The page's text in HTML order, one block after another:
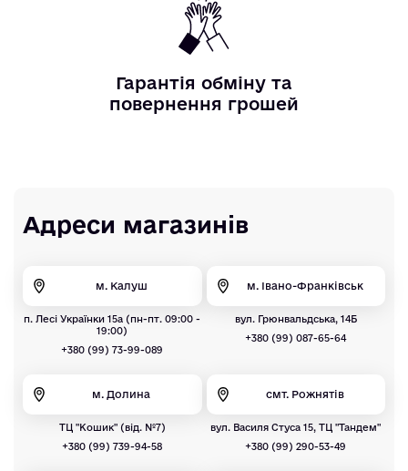
Гарантія обміну та
повернення грошей
Адреси магазинів
м. Калуш
п. Лесі Українки 15а (пн-пт. 09:00 -
19:00)
+380 (99) 73-99-089
м. Івано-Франківськ
вул. Грюнвальдська, 14Б
+380 (99) 087-65-64
м. Долина
ТЦ "Кошик" (від. №7)
+380 (99) 739-94-58
смт. Рожнятів
вул. Василя Стуса 15, ТЦ "Тандем"
+380 (99) 290-53-49